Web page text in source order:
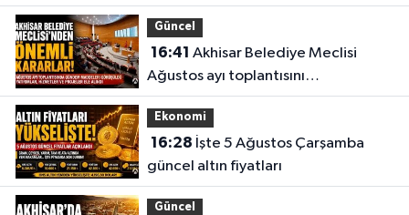
aşıldı
Güncel
16:41
Ağustos ayı toplantısını
gerçekleştirdi
Ekonomi
16:28
güncel altın fiyatları
Güncel